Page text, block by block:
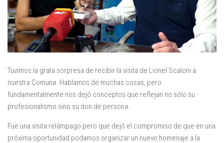
Tuvimos la grata sorpresa de recibir la visita de Lionel Scaloni a
nuestra Comuna. Hablamos de muchas cosas, pero
fundamentalmente nos dejó conceptos que reflejan no sólo su
profesionalismo sino su don de persona.
Fue una visita relámpago pero que dejó el compromiso de que en una
próxima oportunidad podamos organizar un nuevo homenaje a la